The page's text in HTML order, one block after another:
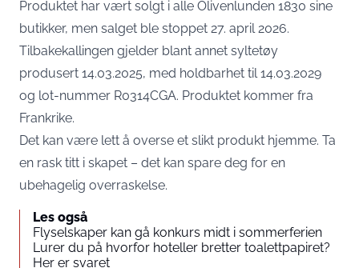
Produktet har vært solgt i alle Olivenlunden 1830 sine
butikker, men salget ble stoppet 27. april 2026.
Tilbakekallingen gjelder blant annet syltetøy
produsert 14.03.2025, med holdbarhet til 14.03.2029
og lot-nummer R0314CGA. Produktet kommer fra
Frankrike.
Det kan være lett å overse et slikt produkt hjemme. Ta
en rask titt i skapet – det kan spare deg for en
ubehagelig overraskelse.
Les også
Flyselskaper kan gå konkurs midt i sommerferien
Lurer du på hvorfor hoteller bretter toalettpapiret?
Her er svaret